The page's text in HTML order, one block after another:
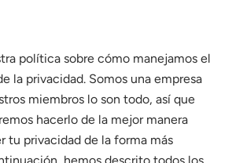
política sobre cómo manejamos el
la privacidad. Somos una empresa
miembros lo son todo, así que
hacerlo de la mejor manera
tu privacidad de la forma más